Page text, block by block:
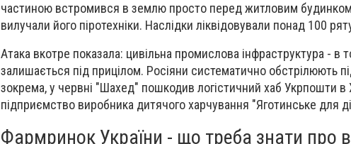
частиною встромився в землю просто перед житловим
вилучали його піротехніки. Наслідки ліквідовували понад 100
Атака вкотре показала: цивільна промислова інфраструктура - в
залишається під прицілом. Росіяни систематично обстрілюють
зокрема, у червні "Шахед" пошкодив логістичний хаб Укрпошти
підприємство виробника дитячого харчування "Яготинське для
Фармринок України - що треба знати про